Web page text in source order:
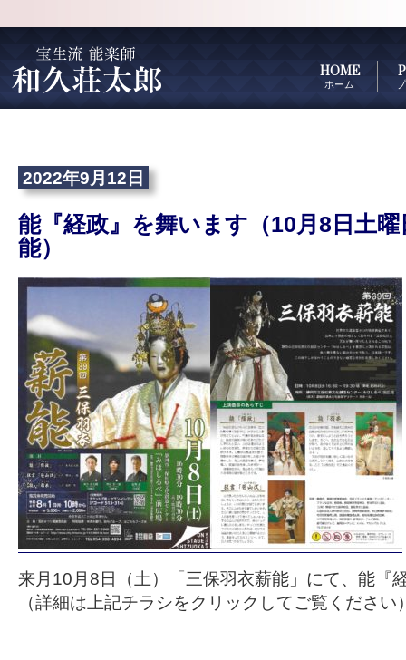
HOME
ホーム
2022年9月12日
能『経政』を舞います（10月8日土
能）
来月10月8日（土）「三保羽衣薪能」にて、能『
（詳細は上記チラシをクリックしてご覧ください